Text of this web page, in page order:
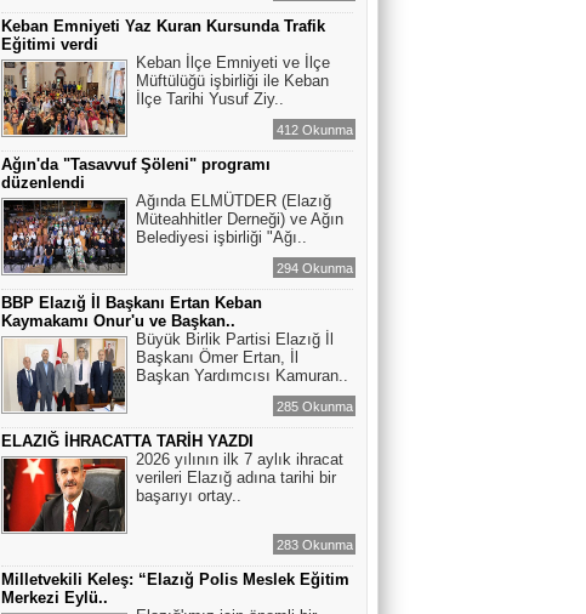
Keban Emniyeti Yaz Kuran Kursunda Trafik
Eğitimi verdi
Keban İlçe Emniyeti ve İlçe
Müftülüğü işbirliği ile Keban
İlçe Tarihi Yusuf Ziy..
412 Okunma
Ağın'da "Tasavvuf Şöleni" programı
düzenlendi
Ağında ELMÜTDER (Elazığ
Müteahhitler Derneği) ve Ağın
Belediyesi işbirliği "Ağı..
294 Okunma
BBP Elazığ İl Başkanı Ertan Keban
Kaymakamı Onur'u ve Başkan..
Büyük Birlik Partisi Elazığ İl
Başkanı Ömer Ertan, İl
Başkan Yardımcısı Kamuran..
285 Okunma
ELAZIĞ İHRACATTA TARİH YAZDI
2026 yılının ilk 7 aylık ihracat
verileri Elazığ adına tarihi bir
başarıyı ortay..
283 Okunma
Milletvekili Keleş: “Elazığ Polis Meslek Eğitim
Merkezi Eylü..